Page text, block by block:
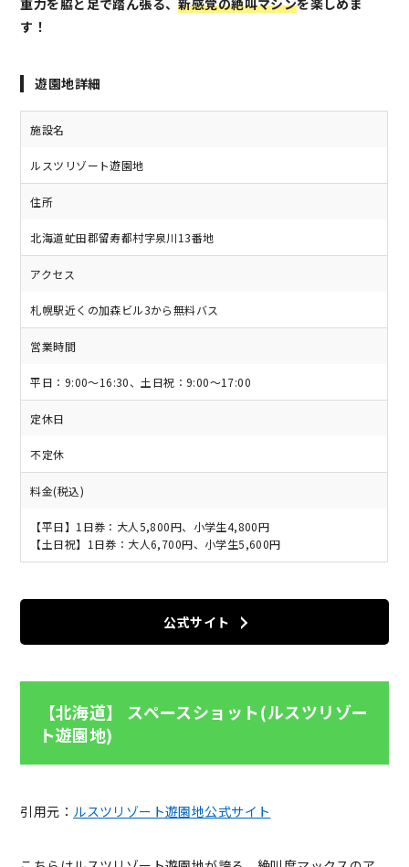
重力を脇と足で踏ん張る、新感覚の絶叫マシンを楽しめま
す！
遊園地詳細
施設名
ルスツリゾート遊園地
住所
北海道虻田郡留寿都村字泉川13番地
アクセス
札幌駅近くの加森ビル3から無料バス
営業時間
平日：9:00～16:30、土日祝：9:00～17:00
定休日
不定休
料金(税込)
【平日】1日券：大人5,800円、小学生4,800円
【土日祝】1日券：大人6,700円、小学生5,600円
公式サイト
【北海道】 スペースショット(ルスツリゾー
ト遊園地)
引用元： ルスツリゾート遊園地公式サイト